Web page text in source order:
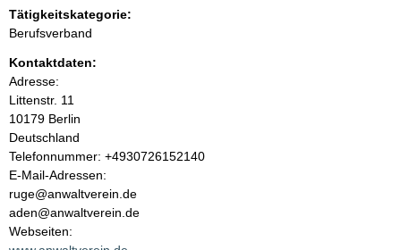
n
i
n
h
a
l
Tätigkeitskategorie:
Berufsverband
Kontaktdaten:
Adresse:
Littenstr. 11
10179 Berlin
Deutschland
K
o
n
t
a
Telefonnummer: +4930726152140
E-Mail-Adressen:
ruge@anwaltverein.de
aden@anwaltverein.de
Webseiten: